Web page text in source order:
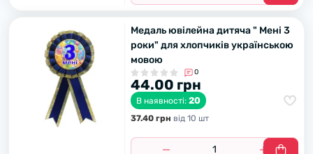
Медаль ювілейна дитяча " Мені 3
роки" для хлопчиків українською
мовою
0
44.00 грн
В наявності: 20
37.40 грн вiд 10 шт